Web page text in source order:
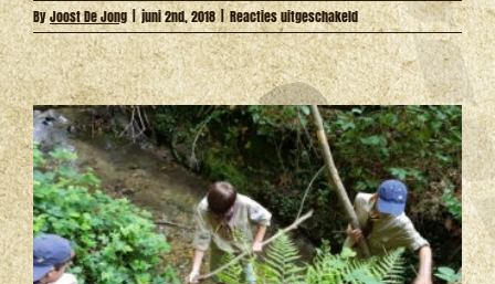
ByJoost De Jong juni 2nd, 2018 | Reacties uitgeschakeldvoor
Overlijden
van
Frans
Schroder,
31-
05-
2018;
herdenkingsvuur
op
3
juni
aanstaande